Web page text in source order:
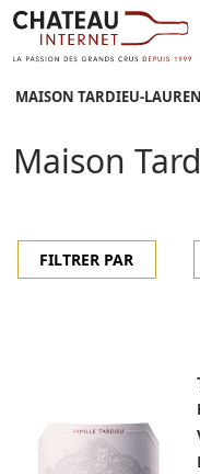
MAISON TARDIEU-
Maison
FILTRER PAR